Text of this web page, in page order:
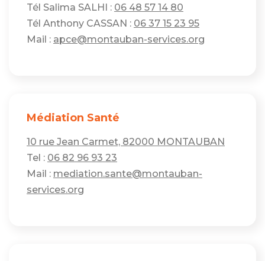
Tél Salima SALHI : 06 48 57 14 80
Tél Anthony CASSAN : 06 37 15 23 95
Mail : apce@montauban-services.org
Médiation Santé
10 rue Jean Carmet, 82000 MONTAUBAN
Tel : 06 82 96 93 23
Mail : mediation.sante@montauban-
services.org